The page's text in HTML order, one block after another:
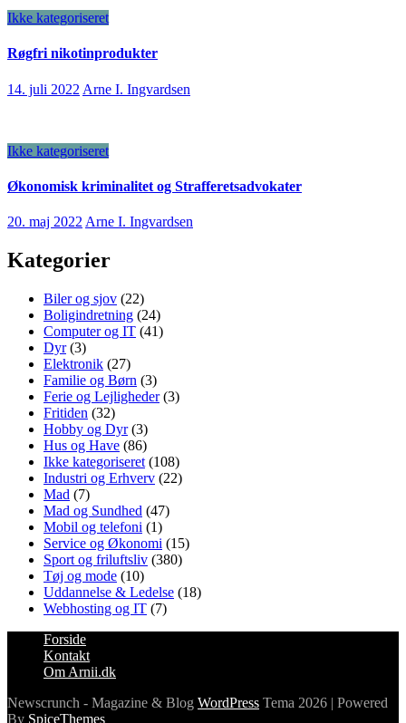
Ikke kategoriseret
Røgfri nikotinprodukter
14. juli 2022 Arne I. Ingvardsen
Ikke kategoriseret
Økonomisk kriminalitet og Strafferetsadvokater
20. maj 2022 Arne I. Ingvardsen
Kategorier
Biler og sjov (22)
Boligindretning (24)
Computer og IT (41)
Dyr(3)
Elektronik (27)
Familie og Børn (3)
Ferie og Lejligheder(3)
Fritiden (32)
Hobby og Dyr(3)
Hus og Have (86)
Ikke kategoriseret (108)
Industri og Erhverv (22)
Mad (7)
Mad og Sundhed (47)
Mobil og telefoni (1)
Service og Økonomi (15)
Sport og friluftsliv (380)
Tøj og mode (10)
Uddannelse & Ledelse (18)
Webhosting og IT (7)
Forside
Kontakt
Om Arnii.dk
Newscrunch - Magazine & Blog WordPress Tema 2026 | Powered
By SpiceThemes